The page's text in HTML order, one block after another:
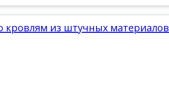
кровлям из штучных материалов